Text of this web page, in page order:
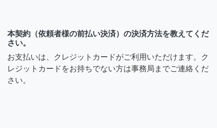
本契約（依頼者様の前払い決済）の決済方法を教えてくだ
さい。
お支払いは、クレジットカードがご利用いただけます。ク
レジットカードをお持ちでない方は事務局までご連絡くだ
さい。